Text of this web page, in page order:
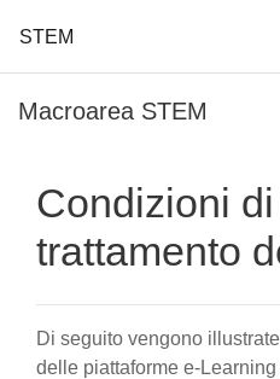
STEM
Macroarea STEM
Condizioni
trattamento
Di seguito vengono
delle piattaforme e-